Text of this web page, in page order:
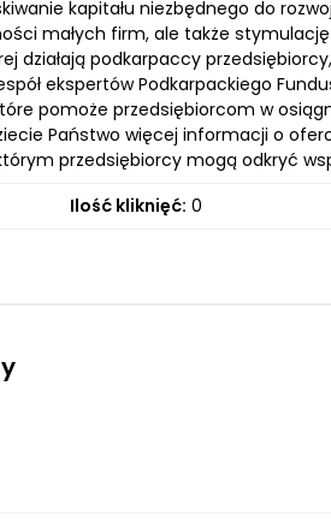
kapitału niezbędnego do
małych firm, ale także
działają podkarpaccy
ekspertów Podkarpackiego
pomoże przedsiębiorcom w
Państwo więcej informacji o
przedsiębiorcy mogą odkryć
Ilość kliknięć: 0